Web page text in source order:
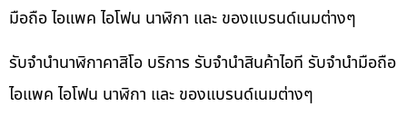
มือถือ ไอแพค ไอโฟน นาฬิกา และ ของแบรนด์เนมต่างๆ
รับจำนำนาฬิกาคาสิโอ บริการ รับจำนำสินค้าไอที รับจำนำมือถือ
ไอแพค ไอโฟน นาฬิกา และ ของแบรนด์เนมต่างๆ